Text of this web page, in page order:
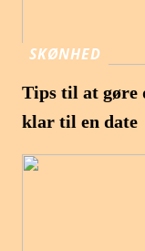
SKØNHED
Tips til at gøre
klar til en date